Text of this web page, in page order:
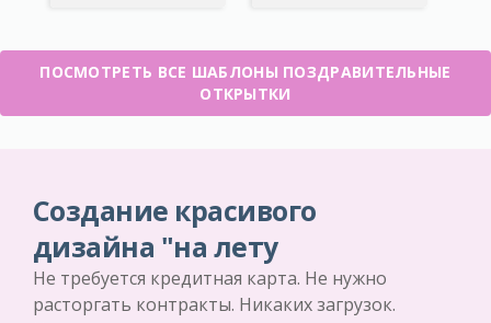
ПОСМОТРЕТЬ ВСЕ ШАБЛОНЫ ПОЗДРАВИТЕЛЬНЫЕ
ОТКРЫТКИ
Создание красивого
дизайна "на лету
Не требуется кредитная карта. Не нужно
расторгать контракты. Никаких загрузок.